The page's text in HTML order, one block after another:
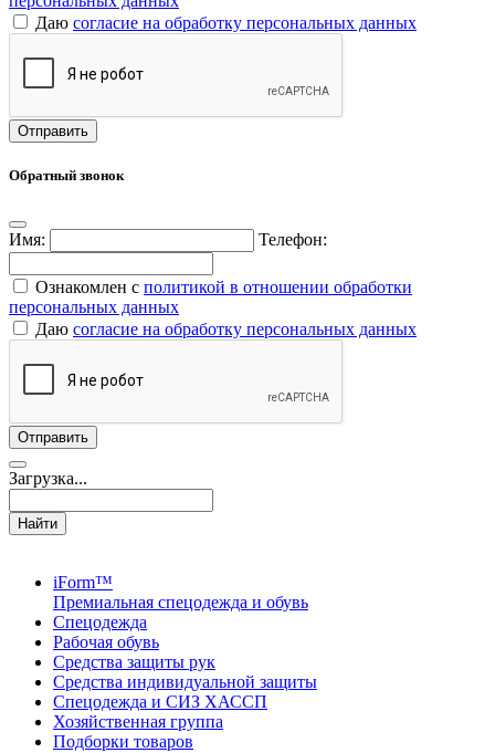
Даю согласие на обработку персональных данных
Обратный звонок
Имя: Телефон:
Ознакомлен с политикой в отношении обработки
персональных данных
Даю согласие на обработку персональных данных
Загрузка...
Найти
iForm™
Премиальная спецодежда и обувь
Спецодежда
Рабочая обувь
Средства защиты рук
Средства индивидуальной защиты
Спецодежда и СИЗ ХАССП
Хозяйственная группа
Подборки товаров